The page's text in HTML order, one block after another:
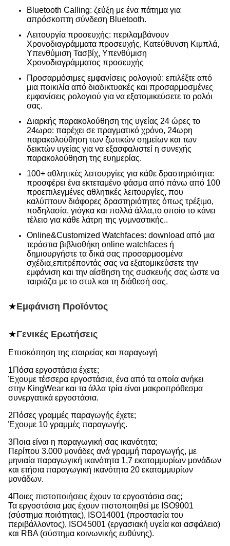
Bluetooth Calling: ζεύξη με ένα πάτημα για
απρόσκοπτη σύνδεση Bluetooth.
Λειτουργία προσευχής: περιλαμβάνουν
Χρονοδιαγράμματα προσευχής, Κατεύθυνση Κιμπλά,
Υπενθύμιση Τασβίχ, Υπενθύμιση
Χρονοδιαγράμματος προσευχής
Προσαρμόσιμες εμφανίσεις ρολογιού: επιλέξτε από
μια ποικιλία από διαδικτυακές και προσαρμοσμένες
εμφανίσεις ρολογιού για να εξατομικεύσετε το ρολόι
σας.
Διαρκής παρακολούθηση της υγείας 24 ώρες το
24ωρο: παρέχει σε πραγματικό χρόνο, 24ωρη
παρακολούθηση των ζωτικών σημείων και των
δεικτών υγείας για να εξασφαλιστεί η συνεχής
παρακολούθηση της ευημερίας.
100+ αθλητικές λειτουργίες για κάθε δραστηριότητα:
προσφέρει ένα εκτεταμένο φάσμα από πάνω από 100
προεπιλεγμένες αθλητικές λειτουργίες, που
καλύπτουν διάφορες δραστηριότητες όπως τρέξιμο,
ποδηλασία, γιόγκα και πολλά άλλα,το οποίο το κάνει
τέλειο για κάθε λάτρη της γυμναστικής..
Online&Customized Watchfaces: download από μια
τεράστια βιβλιοθήκη online watchfaces ή
δημιουργήστε τα δικά σας προσαρμοσμένα
σχέδια,επιτρέποντάς σας να εξατομικεύσετε την
εμφάνιση και την αίσθηση της συσκευής σας ώστε να
ταιριάζει με το στυλ και τη διάθεσή σας.
★Εμφάνιση Προϊόντος
★Γενικές Ερωτήσεις
Επισκόπηση της εταιρείας και παραγωγή
1Πόσα εργοστάσια έχετε;
Έχουμε τέσσερα εργοστάσια, ένα από τα οποία ανήκει
στην KingWear και τα άλλα τρία είναι μακροπρόθεσμα
συνεργατικά εργοστάσια.
2Πόσες γραμμές παραγωγής έχετε;
Έχουμε 10 γραμμές παραγωγής.
3Ποια είναι η παραγωγική σας ικανότητα;
Περίπου 3.000 μονάδες ανά γραμμή παραγωγής, με
μηνιαία παραγωγική ικανότητα 1,7 εκατομμυρίων μονάδων
και ετήσια παραγωγική ικανότητα 20 εκατομμυρίων
μονάδων.
4Ποιες πιστοποιήσεις έχουν τα εργοστάσια σας;
Τα εργοστάσια μας έχουν πιστοποιηθεί με ISO9001
(σύστημα ποιότητας), ISO14001 (προστασία του
περιβάλλοντος), ISO45001 (εργασιακή υγεία και ασφάλεια)
και RBA (σύστημα κοινωνικής ευθύνης).